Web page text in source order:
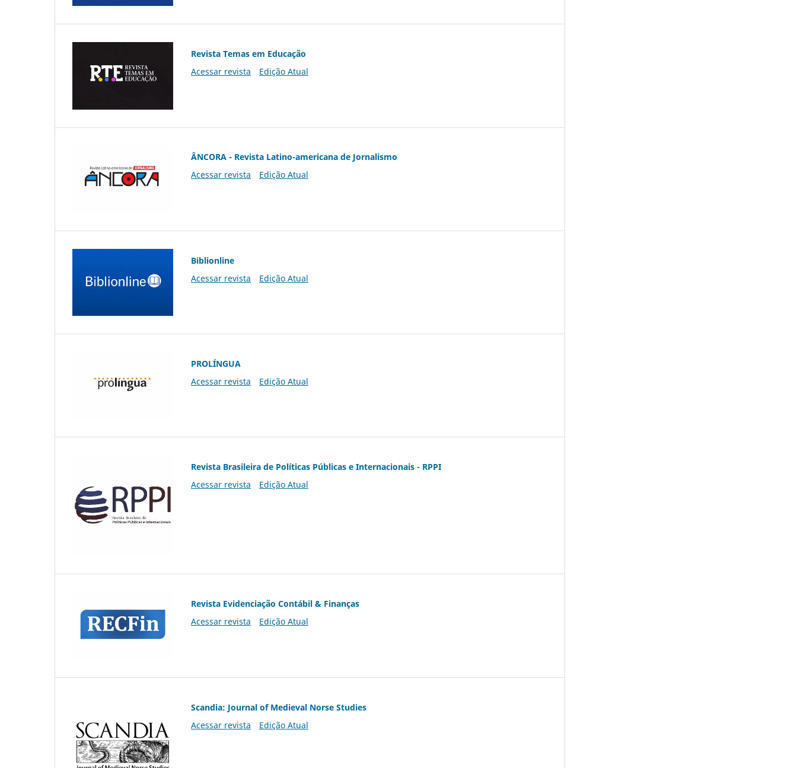
Revista Temas em Educação
Acessar revista
Edição Atual
ÂNCORA - Revista Latino-americana de Jornalismo
Acessar revista
Edição Atual
Biblionline
Acessar revista
Edição Atual
PROLÍNGUA
Acessar revista
Edição Atual
Revista Brasileira de Políticas Públicas e Internacionais - RPPI
Acessar revista
Edição Atual
Revista Evidenciação Contábil & Finanças
Acessar revista
Edição Atual
Scandia: Journal of Medieval Norse Studies
Acessar revista
Edição Atual